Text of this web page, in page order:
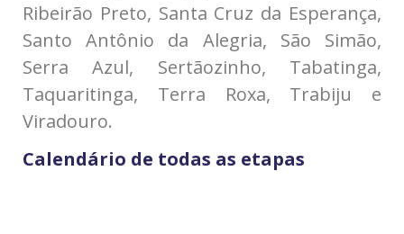
Ribeirão Preto, Santa Cruz da Esperança,
Santo Antônio da Alegria, São Simão,
Serra Azul, Sertãozinho, Tabatinga,
Taquaritinga, Terra Roxa, Trabiju e
Viradouro.
Calendário de todas as etapas